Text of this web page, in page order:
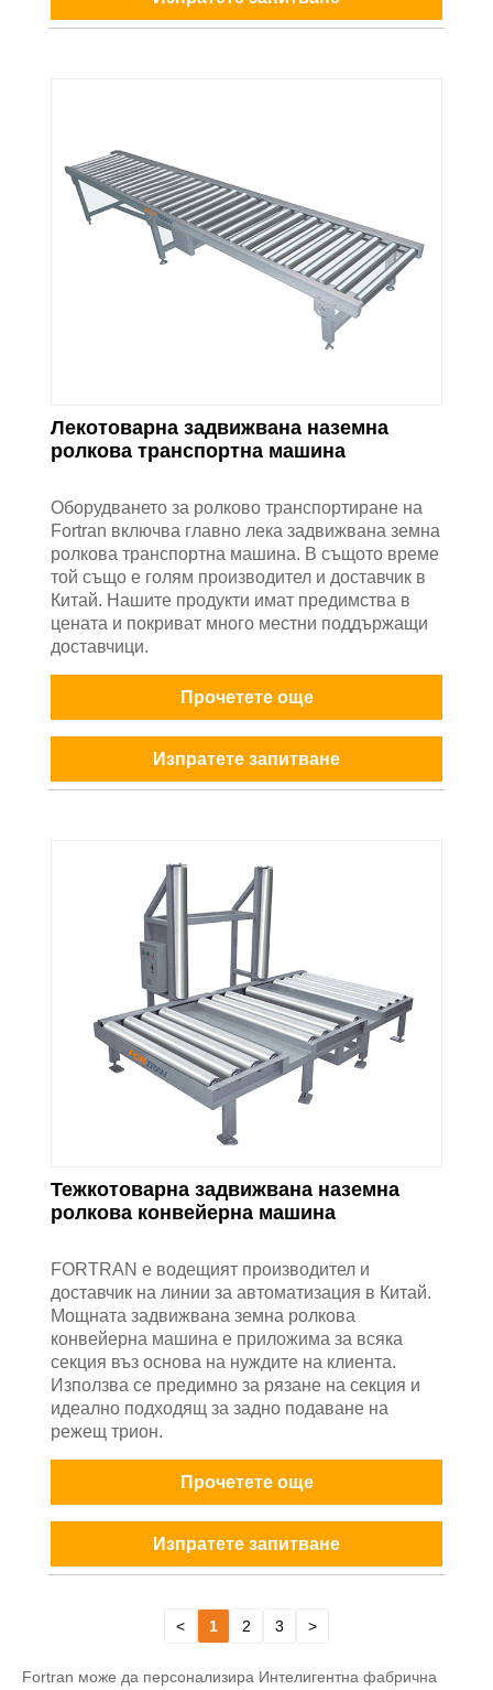
Лекотоварна задвижвана наземна
ролкова транспортна машина
Оборудването за ролково транспортиране на
Fortran включва главно лека задвижвана земна
ролкова транспортна машина. В същото време
той също е голям производител и доставчик в
Китай. Нашите продукти имат предимства в
цената и покриват много местни поддържащи
доставчици.
Прочетете още
Изпратете запитване
Тежкотоварна задвижвана наземна
ролкова конвейерна машина
FORTRAN е водещият производител и
доставчик на линии за автоматизация в Китай.
Мощната задвижвана земна ролкова
конвейерна машина е приложима за всяка
секция въз основа на нуждите на клиента.
Използва се предимно за рязане на секция и
идеално подходящ за задно подаване на
режещ трион.
Прочетете още
Изпратете запитване
< 1 2 3 >
Fortran може да персонализира Интелигентна фабрична